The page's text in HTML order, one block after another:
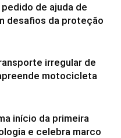
de ajuda de
desafios da proteção
irregular de
motocicleta
início da primeira
e celebra marco